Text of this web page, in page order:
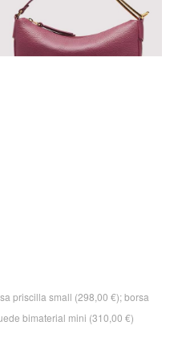
priscilla small (298,00 €); borsa
bimaterial mini (310,00 €)